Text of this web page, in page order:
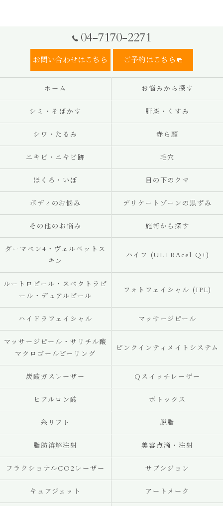
04-7170-2271
お問い合わせはこちら ご予約はこちら
ホーム お悩みから探す
シミ・そばかす 肝斑・くすみ
シワ・たるみ 赤ら顔
ニキビ・ニキビ跡 毛穴
ほくろ・いぼ 目の下のクマ
ボディのお悩み デリケートゾーンの黒ずみ
その他のお悩み 施術から探す
ダーマペン4・ヴェルベットス
キン
ハイフ (ULTRAcel Q+)
ルートロピール・スペクトラピ
ール・デュアルピール
フォトフェイシャル (IPL)
ハイドラフェイシャル マッサージピール
マッサージピール・サリチル酸
マクロゴールピーリング
ピンクインティメイトシステム
炭酸ガスレーザー Qスイッチレーザー
ヒアルロン酸 ボトックス
糸リフト 脱脂
脂肪溶解注射 美容点滴・注射
フラクショナルCO2レーザー サブシジョン
キュアジェット アートメーク